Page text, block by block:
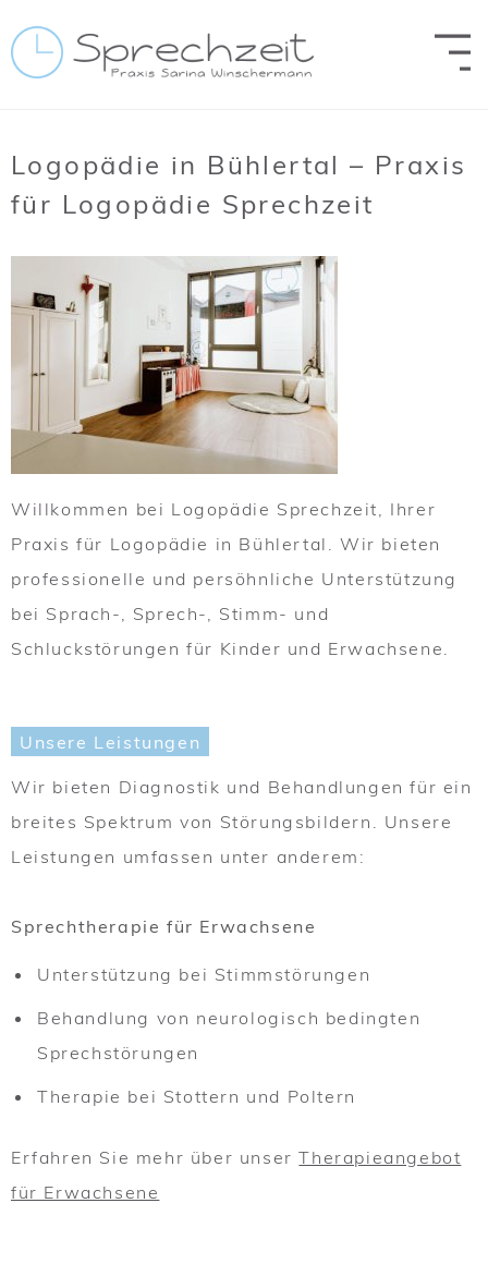
Logopädie in Bühlertal – Praxis
für Logopädie Sprechzeit
Willkommen bei Logopädie Sprechzeit, Ihrer
Praxis für Logopädie in Bühlertal. Wir bieten
professionelle und persöhnliche Unterstützung
bei Sprach-, Sprech-, Stimm- und
Schluckstörungen für Kinder und Erwachsene.
Unsere Leistungen
Wir bieten Diagnostik und Behandlungen für ein
breites Spektrum von Störungsbildern. Unsere
Leistungen umfassen unter anderem:
Sprechtherapie für Erwachsene
Unterstützung bei Stimmstörungen
Behandlung von neurologisch bedingten
Sprechstörungen
Therapie bei Stottern und Poltern
Erfahren Sie mehr über unserTherapieangebot
für Erwachsene